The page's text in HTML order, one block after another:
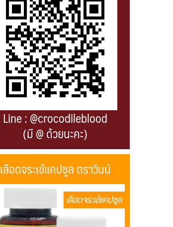
Line : @crocodileblood
(มี @ ด้วยนะคะ)
เลือดจระเข้แคปซูล ตราวินน์